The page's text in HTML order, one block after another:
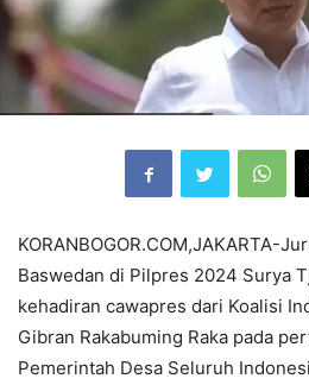
KORANBOGOR.COM,JAKARTA-
Baswedan di Pilpres 2024 Surya
kehadiran cawapres dari Koalisi
Gibran Rakabuming Raka pada
Pemerintah Desa Seluruh